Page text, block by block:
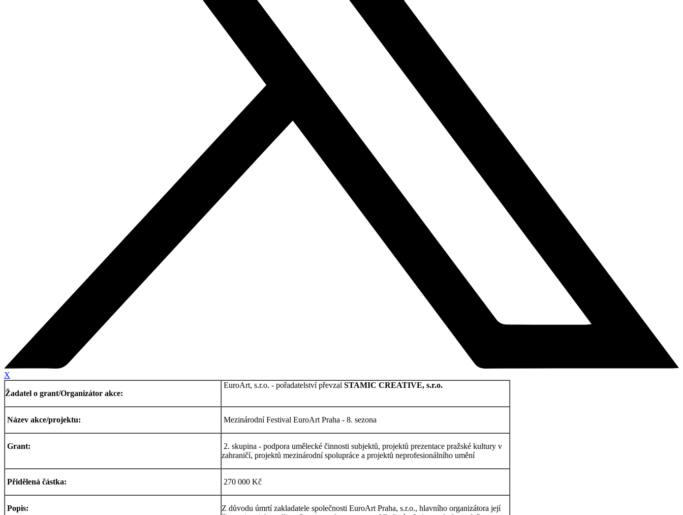
X
Žadatel o grant/Organizátor akce:
EuroArt, s.r.o. - pořadatelství převzal STAMIC CREATIVE, s.r.o.
Název akce/projektu: Mezinárodní Festival EuroArt Praha - 8. sezona
Grant:
2. skupina - podpora umělecké činnosti subjektů, projektů prezentace pražské kultury v
zahraničí, projektů mezinárodní spolupráce a projektů neprofesionálního umění
Přidělená částka: 270 000 Kč
Popis:
Z důvodu úmrtí zakladatele společnosti EuroArt Praha, s.r.o., hlavního organizátora její